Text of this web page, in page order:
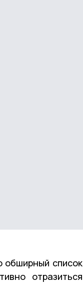
обширный список
отразиться